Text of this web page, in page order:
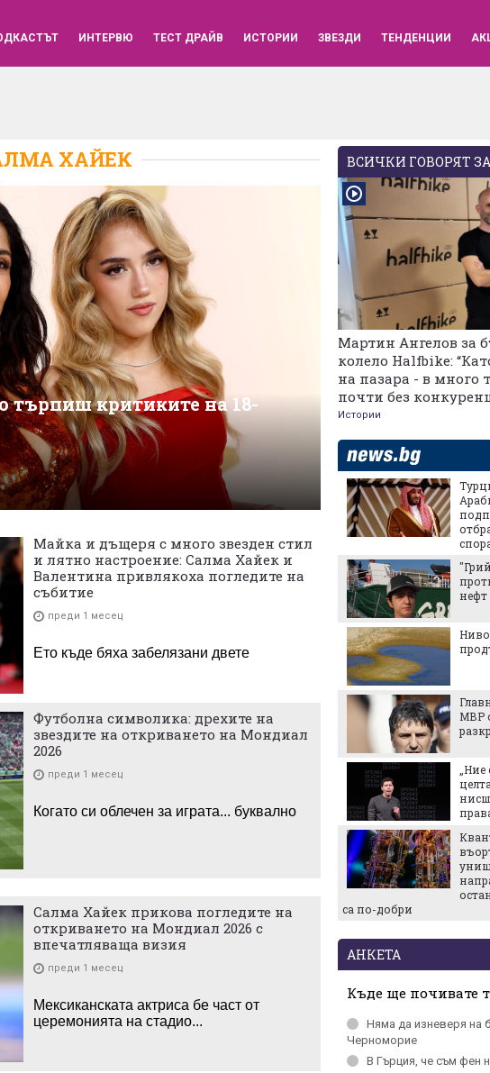
ИНТЕРВЮ ТЕСТ ДРАЙВ ИСТОРИИ ЗВЕЗДИ ТЕНДЕНЦИИ
ХАЙЕК
търпиш критиките на 18-
Майка и дъщеря с много звезден стил
и лятно настроение: Салма Хайек и
Валентина привлякоха погледите на
събитие
преди 1 месец
Ето къде бяха забелязани двете
Футболна символика: дрехите на
звездите на откриването на Мондиал
2026
преди 1 месец
Когато си облечен за играта... буквално
Салма Хайек прикова погледите на
откриването на Мондиал 2026 с
впечатляваща визия
преди 1 месец
Мексиканската актриса бе част от
церемонията на стадио...
ВСИЧКИ ГОВОРЯТ
Мартин Ангелов за
колело Halfbike:
на пазара - в много
почти без
Истории
Аржентина изрази
подкрепата си за Джани
Инфантино
Формула 1 планира
увеличена бройка на
спринтовите
бъде част от екипа на
италианския
Олимпиакос за Акрам
Бурас
нефт
МВР
са по-добри
АНКЕТА
Къде ще почивате
Няма да изневеря на
Черномориe
В Гърция, че съм фен